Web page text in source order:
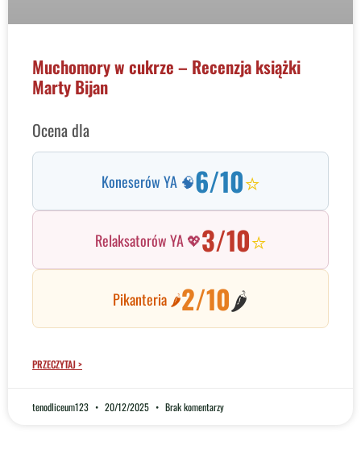
Muchomory w cukrze – Recenzja książki
Marty Bijan
Ocena dla
Koneserów YA 🧠6/10⭐
Relaksatorów YA 💖3/10⭐
Pikanteria 🌶️2/10🌶️
PRZECZYTAJ >
tenodliceum123 20/12/2025 Brak komentarzy